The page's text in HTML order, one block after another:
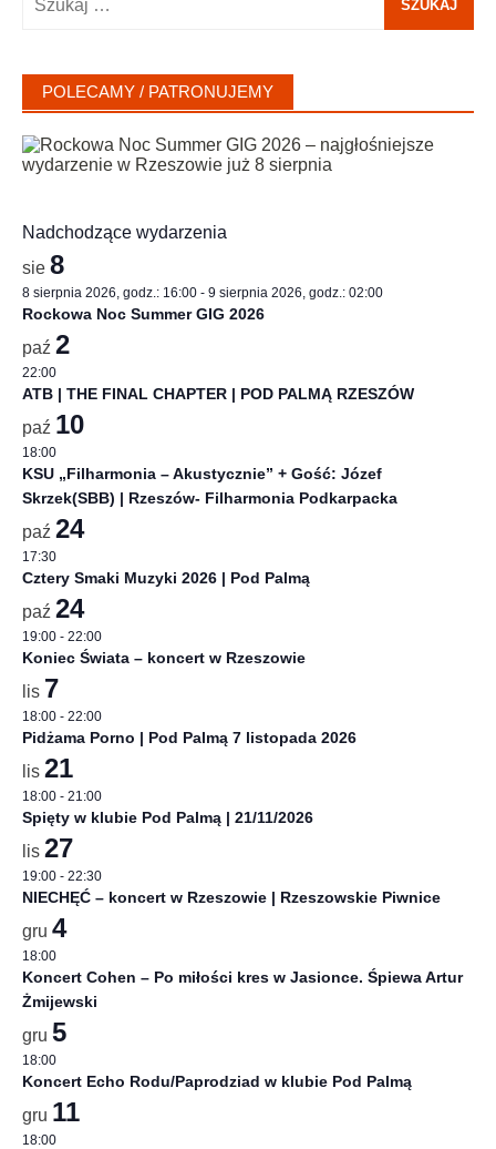
POLECAMY / PATRONUJEMY
Nadchodzące wydarzenia
sie 8
8 sierpnia 2026, godz.: 16:00 - 9 sierpnia 2026, godz.: 02:00
Rockowa Noc Summer GIG 2026
paź 2
22:00
ATB | THE FINAL CHAPTER | POD PALMĄ RZESZÓW
paź 10
18:00
KSU „Filharmonia – Akustycznie” + Gość: Józef
Skrzek(SBB) | Rzeszów- Filharmonia Podkarpacka
paź 24
17:30
Cztery Smaki Muzyki 2026 | Pod Palmą
paź 24
19:00 - 22:00
Koniec Świata – koncert w Rzeszowie
lis 7
18:00 - 22:00
Pidżama Porno | Pod Palmą 7 listopada 2026
lis 21
18:00 - 21:00
Spięty w klubie Pod Palmą | 21/11/2026
lis 27
19:00 - 22:30
NIECHĘĆ – koncert w Rzeszowie | Rzeszowskie Piwnice
gru 4
18:00
Koncert Cohen – Po miłości kres w Jasionce. Śpiewa Artur
Żmijewski
gru 5
18:00
Koncert Echo Rodu/Paprodziad w klubie Pod Palmą
gru 11
18:00